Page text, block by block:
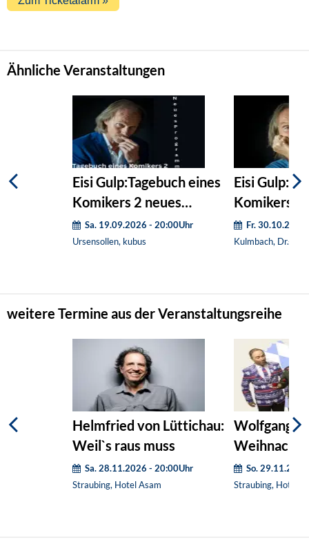
Ähnliche Veranstaltungen
Eisi Gulp:Tagebuch eines
Komikers 2 neues
Programm
Sa. 19.09.2026 - 20:00Uhr
Ursensollen, kubus
Eisi Gulp:
Komikers
Fr.
Kulmbach, Dr.-
weitere Termine aus der Veranstaltungsreihe
Helmfried von Lüttichau:
Weil`s raus muss
Sa. 28.11.2026 - 20:00Uhr
Straubing, Hotel Asam
Wolfgang
So.
Straubing, Hotel